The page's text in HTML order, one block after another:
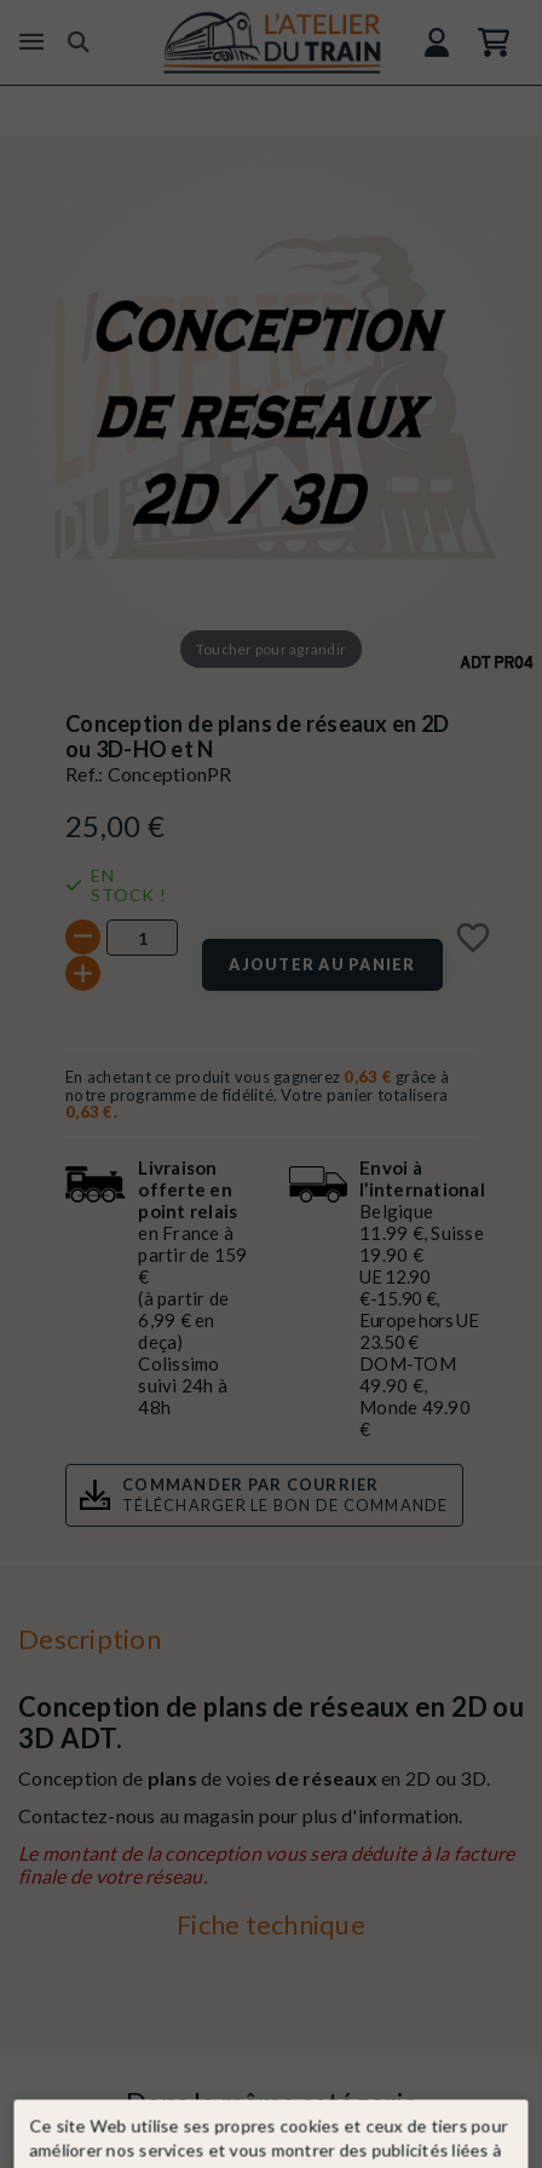
Toucher pour agrandir
Conception de plans de réseaux en 2D
ou 3D-HO et N
Ref.: ConceptionPR
25,00 €
EN
STOCK !
AJOUTER AU PANIER
favorite_border
En achetant ce produit vous gagnerez 0,63 € grâce à
notre programme de fidélité. Votre panier totalisera
0,63 €.
Livraison
offerte en
point relais
en France à
partir de 159
€
(à partir de
6,99 € en
deça)
Colissimo
suivi 24h à
48h
Envoi à
l’international
Belgique
11.99 €, Suisse
19.90 €
UE 12.90
€-15.90 €,
Europe hors UE
23.50 €
DOM-TOM
49.90 €,
Monde 49.90
€
COMMANDER PAR COURRIER
TÉLÉCHARGER LE BON DE COMMANDE
Description
Conception de plans de réseaux en 2D ou
3D ADT.
Conception de plans de voies de réseaux en 2D ou 3D.
Contactez-nous au magasin pour plus d'information.
Le montant de la conception vous sera déduite à la facture
finale de votre réseau.
Fiche technique
Dans la même catégorie
Ce site Web utilise ses propres cookies et ceux de tiers pour
améliorer nos services et vous montrer des publicités liées à